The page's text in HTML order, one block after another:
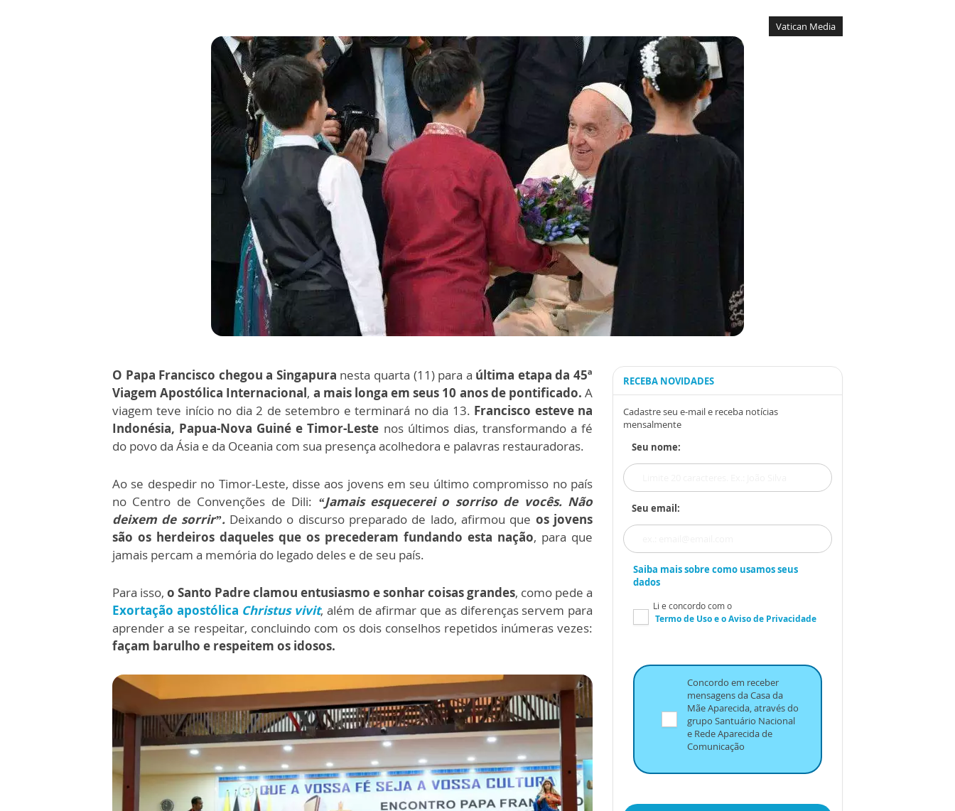
Vatican Media
O Papa Francisco chegou a Singapura nesta quarta (11) para a última etapa da 45ª
Viagem Apostólica Internacional, a mais longa em seus 10 anos de pontificado. A
viagem teve início no dia 2 de setembro e terminará no dia 13. Francisco esteve na
Indonésia, Papua-Nova Guiné e Timor-Leste nos últimos dias, transformando a fé
do povo da Ásia e da Oceania com sua presença acolhedora e palavras restauradoras.
Ao se despedir no Timor-Leste, disse aos jovens em seu último compromisso no país
no Centro de Convenções de Dili: “Jamais esquecerei o sorriso de vocês. Não
deixem de sorrir”. Deixando o discurso preparado de lado, afirmou que os jovens
são os herdeiros daqueles que os precederam fundando esta nação, para que
jamais percam a memória do legado deles e de seu país.
Para isso, o Santo Padre clamou entusiasmo e sonhar coisas grandes, como pede a
Exortação apostólica Christus vivit, além de afirmar que as diferenças servem para
aprender a se respeitar, concluindo com os dois conselhos repetidos inúmeras vezes:
façam barulho e respeitem os idosos.
RECEBA NOVIDADES
Cadastre seu e-mail e receba notícias
mensalmente
Seu nome:
Seu email:
Saiba mais sobre como usamos seus
dados
Li e concordo com o
Termo de Usoe oAviso de Privacidade
Concordo em receber
mensagens da Casa da
Mãe Aparecida, através do
grupo Santuário Nacional
e Rede Aparecida de
Comunicação